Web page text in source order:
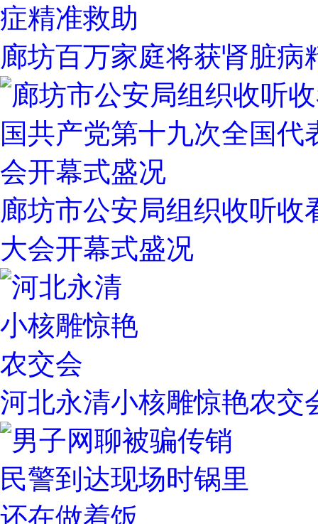
廊坊百万家庭将获肾脏
廊坊市公安局组织收听
大会开幕式盛况
河北永清小核雕惊艳农交